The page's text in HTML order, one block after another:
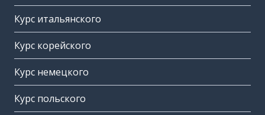
Курс итальянского
Курс корейского
Курс немецкого
Курс польского